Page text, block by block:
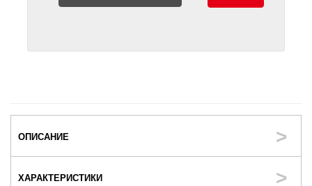
ОПИСАНИЕ
ХАРАКТЕРИСТИКИ